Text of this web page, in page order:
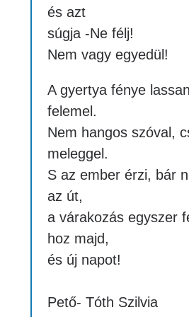
és azt
súgja -Ne félj!
Nem vagy egyedül!
A gyertya fénye lassan
felemel.
Nem hangos szóval,
meleggel.
S az ember érzi, bár
az út,
a várakozás egyszer
hoz majd,
és új napot!
Pető- Tóth Szilvia